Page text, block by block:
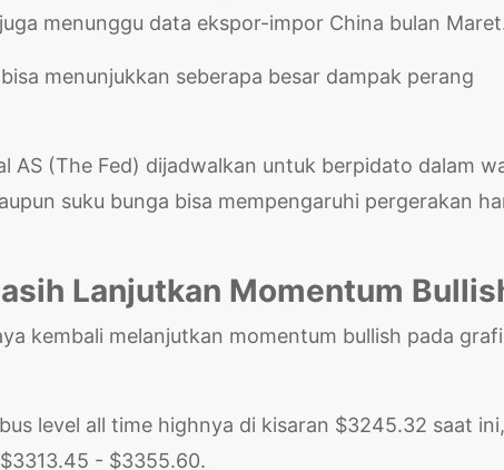
menunggu data ekspor-impor China bulan
menunjukkan seberapa besar dampak perang
AS (The Fed) dijadwalkan untuk berpidato dalam
suku bunga bisa mempengaruhi pergerakan
Lanjutkan Momentum
kembali melanjutkan momentum bullish pada
level all time highnya di kisaran $3245.32 saat ini,
- $3355.60.